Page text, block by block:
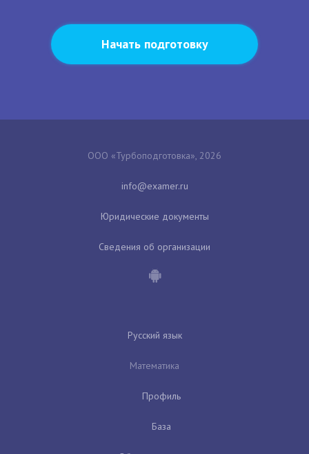
Начать подготовку
ООО «Турбоподготовка», 2026
Юридические документы
Сведения об организации
Русский язык
Математика
Профиль
База